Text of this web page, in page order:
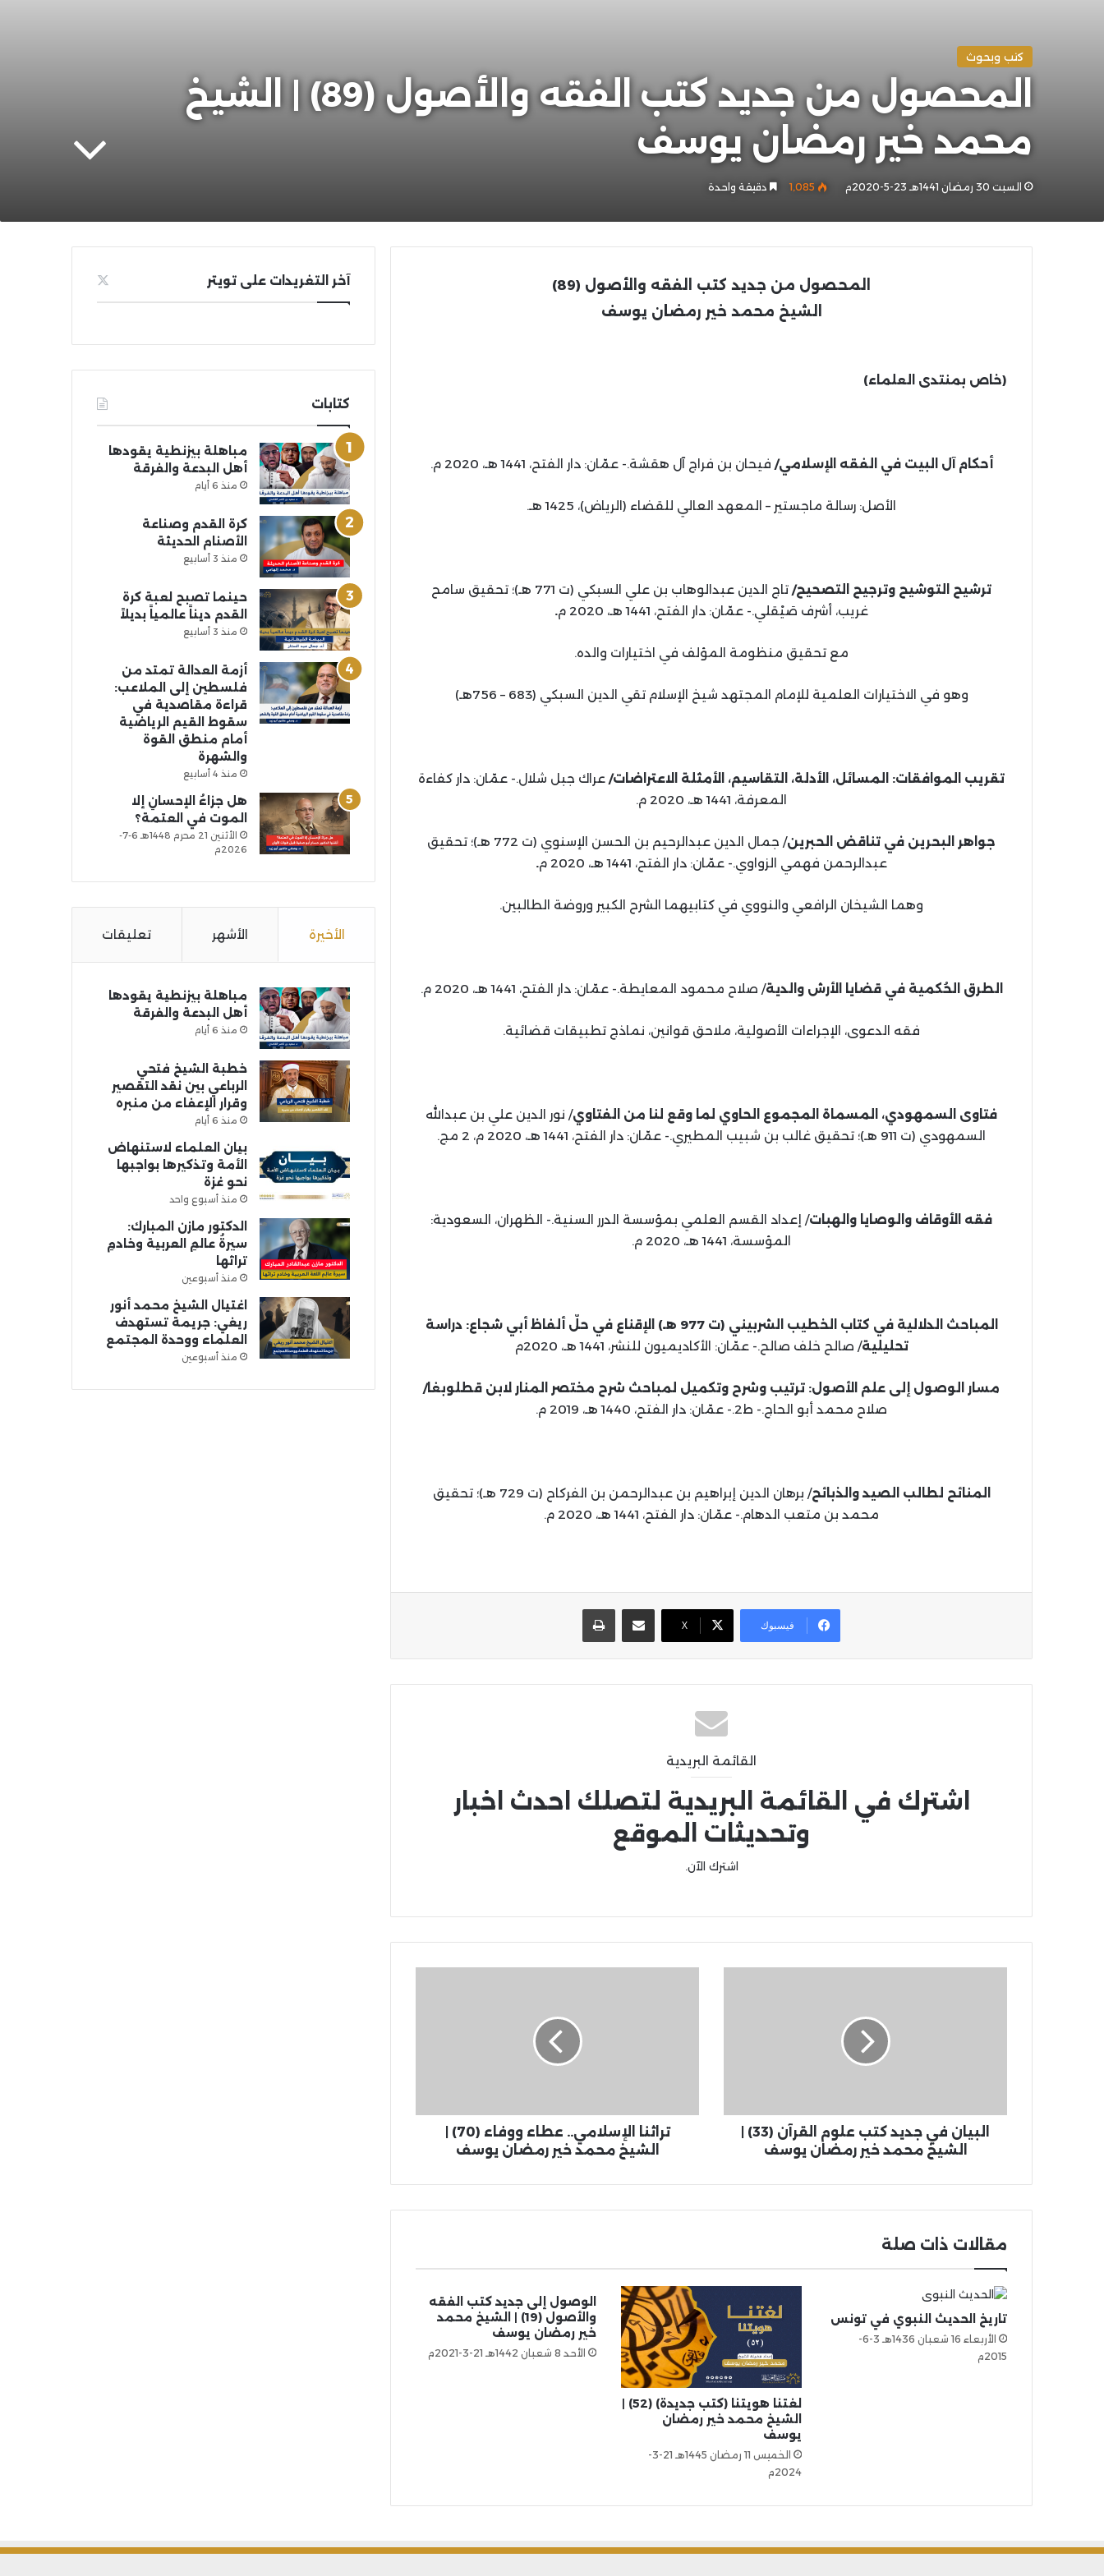
كتب وبحوث
المحصول من جديد كتب الفقه والأصول (89) | الشيخ
محمد خير رمضان يوسف
السبت 30 رمضان 1441هـ 23-5-2020م 1٬085 دقيقة واحدة
المحصول من جديد كتب الفقه والأصول (89)
الشيخ محمد خير رمضان يوسف
(خاص بمنتدى العلماء)
أحكام آل البيت في الفقه الإسلامي/ فيحان بن فراج آل هقشة.- عمّان: دار الفتح، 1441 هـ، 2020 م.
الأصل: رسالة ماجستير – المعهد العالي للقضاء (الرياض)، 1425 هـ.
ترشيح التوشيح وترجيح التصحيح/
تاج الدين عبدالوهاب بن علي السبكي (ت 771 هـ)؛ تحقيق سامح
غريب، أشرف صَيْقلي.- عمّان: دار الفتح، 1441 هـ، 2020 م
.
مع تحقيق منظومة المؤلف في اختيارات والده.
وهو في الاختيارات العلمية للإمام المجتهد شيخ الإسلام تقي الدين السبكي (683 – 756هـ)
تقريب الموافقات: المسائل، الأدلة، التقاسيم، الأمثلة الاعتراضات/ عراك جبل شلال.- عمّان: دار كفاءة
المعرفة، 1441 هـ، 2020 م.
جواهر البحرين في تناقض الحبرين
/ جمال الدين عبدالرحيم بن الحسن الإسنوي (ت 772 هـ)؛ تحقيق
عبدالرحمن فهمي الزواوي.- عمّان: دار الفتح، 1441 هـ، 2020 م
.
وهما الشيخان الرافعي والنووي في كتابيهما الشرح الكبير وروضة الطالبين.
الطرق الحُكمية في قضايا الأرش والدية/ صلاح محمود المعايطة.- عمّان: دار الفتح، 1441 هـ، 2020 م.
فقه الدعوى، الإجراءات الأصولية، ملاحق قوانين، نماذج تطبيقات قضائية.
فتاوى السمهودي، المسماة المجموع الحاوي لما وقع لنا من الفتاوي/ نور الدين علي بن عبدالله
السمهودي (ت 911 هـ)؛ تحقيق غالب بن شبيب المطيري.- عمّان: دار الفتح، 1441 هـ، 2020 م، 2 مج.
فقه الأوقاف والوصايا والهبات/ إعداد القسم العلمي بمؤسسة الدرر السنية.- الظهران، السعودية:
المؤسسة، 1441 هـ، 2020 م.
المباحث الدلالية في كتاب الخطيب الشربيني (ت 977 هـ) الإقناع في حلّ ألفاظ أبي شجاع: دراسة
تحليلية/ صالح خلف صالح.- عمّان: الأكاديميون للنشر، 1441 هـ، 2020م
مسار الوصول إلى علم الأصول: ترتيب وشرح وتكميل لمباحث شرح مختصر المنار لابن قطلوبغا/
صلاح محمد أبو الحاج.- ط2.- عمّان: دار الفتح، 1440 هـ، 2019 م.
المنائح لطالب الصيد والذبائح
/ برهان الدين إبراهيم بن عبدالرحمن بن الفركاح (ت 729 هـ)؛ تحقيق
محمد بن متعب الدهام.- عمّان: دار الفتح، 1441 هـ، 2020 م.
فيسبوك X
مشاركة عبر البريد
القائمة البريدية
اشترك في القائمة البريدية لتصلك احدث اخبار
وتحديثات الموقع
اشترك الآن.
البيان في جديد كتب علوم القرآن (33) |
الشيخ محمد خير رمضان يوسف
تراثنا الإسلامي.. عطاء ووفاء (70) |
الشيخ محمد خير رمضان يوسف
مقالات ذات صلة
تاريخ الحديث النبوي في تونس
الأربعاء 16 شعبان 1436هـ 3-6-
2015م
لغتنا هويتنا (كتب جديدة) (52) |
الشيخ محمد خير رمضان
يوسف
الخميس 11 رمضان 1445هـ 21-3-
2024م
الوصول إلى جديد كتب الفقه
والأصول (19) | الشيخ محمد
خير رمضان يوسف
الأحد 8 شعبان 1442هـ 21-3-2021م
آخر التغريدات على تويتر
كتابات
مباهلة بيزنطية يقودها
أهل البدعة والفرقة
منذ 6 أيام
كرة القدم وصناعة
الأصنام الحديثة
منذ 3 أسابيع
حينما تصبح لعبة كرة
القدم ديناً عالمياً بديلاً
منذ 3 أسابيع
أزمة العدالة تمتد من
فلسطين إلى الملاعب:
قراءة مقاصدية في
سقوط القيم الرياضية
أمام منطق القوة
والشهرة
منذ 4 أسابيع
هل جزاءُ الإحسانِ إلا
الموت في العتمة؟
الأثنين 21 محرم 1448هـ 6-7-
2026م
الأخيرة الأشهر تعليقات
مباهلة بيزنطية يقودها
أهل البدعة والفرقة
منذ 6 أيام
خطبة الشيخ فتحي
الرباعي بين نقد التقصير
وقرار الإعفاء من منبره
منذ 6 أيام
بيان العلماء لاستنهاض
الأمة وتذكيرها بواجبها
نحو غزة
منذ أسبوع واحد
الدكتور مازن المبارك:
سيرةُ عالمِ العربية وخادمِ
تراثها
منذ أسبوعين
اغتيال الشيخ محمد أنور
ريغي: جريمة تستهدف
العلماء ووحدة المجتمع
منذ أسبوعين